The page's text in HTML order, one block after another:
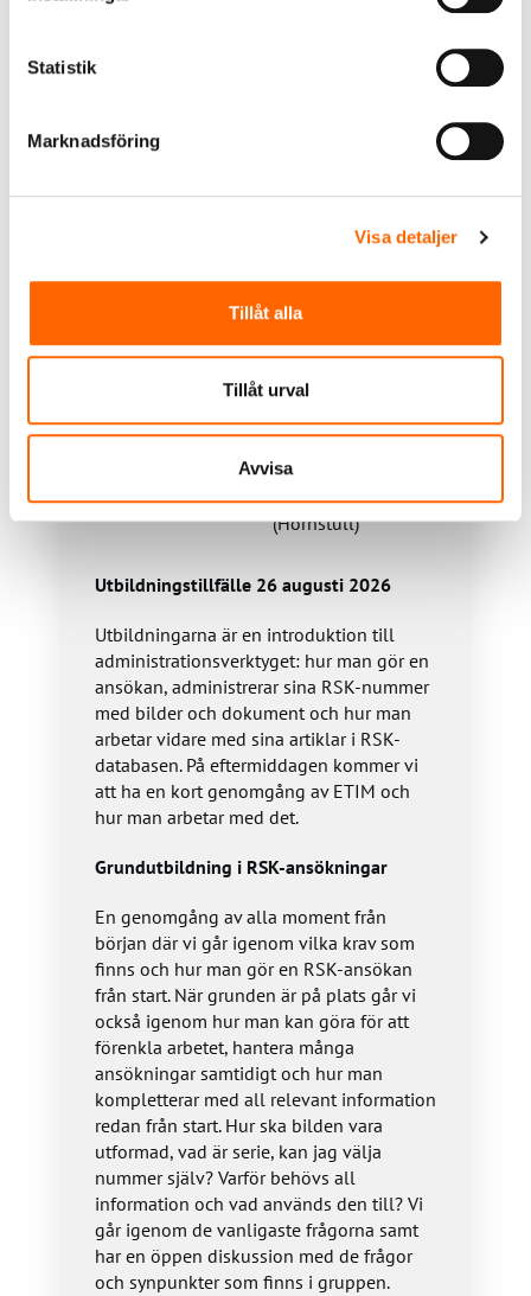
Statistik
Marknadsföring
Visa detaljer
Tillåt alla
Tillåt urval
Avvisa
Grundutbildning VVSin 26
26 augusti 2026
Kursledare:
Kajsa Lindström,
Plats: Microsoft Teams
Drakenbergsgatan
23 i Stockholm
(Hornstull)
Utbildningstillfälle 26 augusti 2026
Utbildningarna är en introduktion till
administrationsverktyget: hur man gör en
ansökan, administrerar sina RSK-nummer
med bilder och dokument och hur man
arbetar vidare med sina artiklar i RSK-
databasen. På eftermiddagen kommer vi
att ha en kort genomgång av ETIM och
hur man arbetar med det.
Grundutbildning i RSK-ansökningar
En genomgång av alla moment från
början där vi går igenom vilka krav som
finns och hur man gör en RSK-ansökan
från start. När grunden är på plats går vi
också igenom hur man kan göra för att
förenkla arbetet, hantera många
ansökningar samtidigt och hur man
kompletterar med all relevant information
redan från start. Hur ska bilden vara
utformad, vad är serie, kan jag välja
nummer själv? Varför behövs all
information och vad används den till? Vi
går igenom de vanligaste frågorna samt
har en öppen diskussion med de frågor
och synpunkter som finns i gruppen.